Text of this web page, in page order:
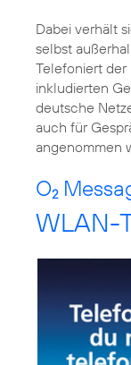
Dabei verhält
selbst
Telefoniert der
inkludierten
deutsche
auch für
angenommen
O2
WLAN-